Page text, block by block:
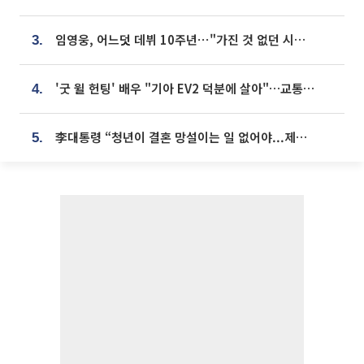
3. 임영웅, 어느덧 데뷔 10주년⋯"가진 것 없던 시절, 내 앞엔 20명의 팬뿐"
4. '굿 윌 헌팅' 배우 "기아 EV2 덕분에 살아"…교통사고 후 안전성 극찬
5. 李대통령 “청년이 결혼 망설이는 일 없어야...제도상 불이익 조사”